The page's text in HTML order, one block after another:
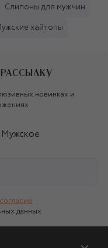
Слипоны для мужчин
хайтопы
новинках и
Мужское
согласие
данных